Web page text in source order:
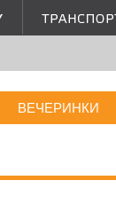
ВЕЧЕРИНКИ